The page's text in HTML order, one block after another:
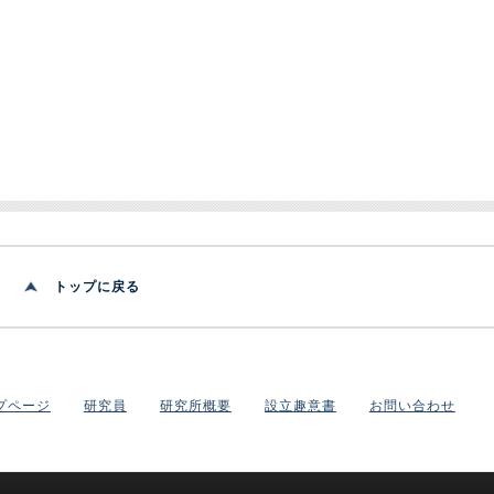
トップに戻る
ページ 研究員 研究所概要 設立趣意書 お問い合わせ